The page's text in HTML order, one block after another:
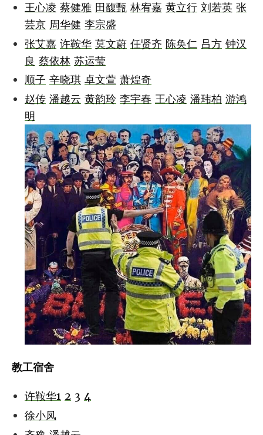
王心凌 蔡健雅 田馥甄 林宥嘉 黄立行 刘若英 张
芸京 周华健 李宗盛
张艾嘉 许鞍华 莫文蔚 任贤齐 陈奂仁 吕方 钟汉
良 蔡依林 苏运莹
顺子 辛晓琪 卓文萱 萧煌奇
赵传 潘越云 黄韵玲 李宇春 王心凌 潘玮柏 游鸿
明
教工宿舍
许鞍华1 2 3 4
徐小凤